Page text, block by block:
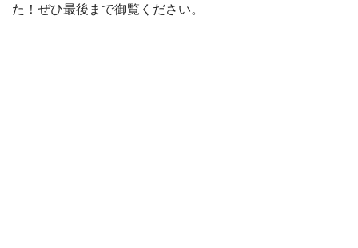
た！ぜひ最後まで御覧ください。